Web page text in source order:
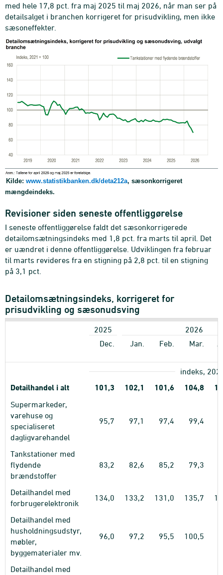
med hele 17,8 pct. fra maj 2025 til maj 2026, når man ser på
detailsalget i branchen korrigeret for prisudvikling, men ikke
sæsoneffekter.
Kilde: www.statistikbanken.dk/deta212a, sæsonkorrigeret
mængdeindeks.
Revisioner siden seneste offentliggørelse
I seneste offentliggørelse faldt det sæsonkorrigerede
detailomsætningsindeks med 1,8 pct. fra marts til april. Det
er uændret i denne offentliggørelse. Udviklingen fra februar
til marts revideres fra en stigning på 2,8 pct. til en stigning
på 3,1 pct.
Detailomsætningsindeks, korrigeret for
prisudvikling og sæsonudsving
2025
2026
Dec.
Jan. Feb. Mar.
indeks,
Detailhandel i alt 101,3 102,1 101,6 104,8
Supermarkeder,
varehuse og
specialiseret
dagligvarehandel
95,7 97,1 97,4 99,4
Tankstationer med
flydende
brændstoffer
83,2 82,6 85,2 79,3
Detailhandel med
forbrugerelektronik
134,0 133,2 131,0 135,7
Detailhandel med
husholdningsudstyr,
møbler,
byggematerialer mv.
96,0 97,2 95,5 100,5
Detailhandel med